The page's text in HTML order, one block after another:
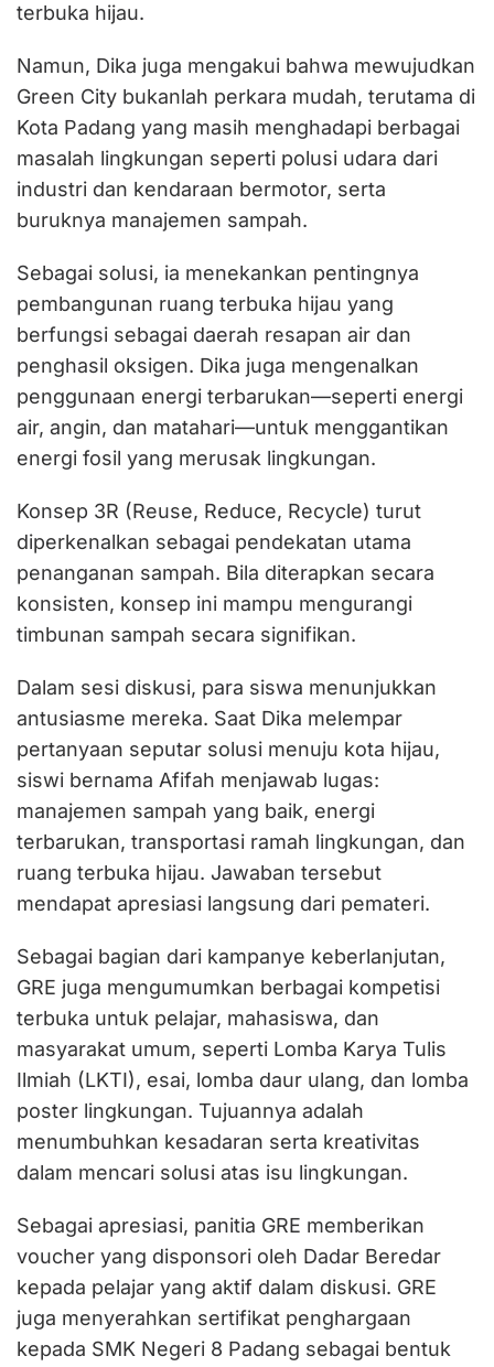
terbuka hijau.
Namun, Dika juga mengakui bahwa mewujudkan
Green City bukanlah perkara mudah, terutama di
Kota Padang yang masih menghadapi berbagai
masalah lingkungan seperti polusi udara dari
industri dan kendaraan bermotor, serta
buruknya manajemen sampah.
Sebagai solusi, ia menekankan pentingnya
pembangunan ruang terbuka hijau yang
berfungsi sebagai daerah resapan air dan
penghasil oksigen. Dika juga mengenalkan
penggunaan energi terbarukan—seperti energi
air, angin, dan matahari—untuk menggantikan
energi fosil yang merusak lingkungan.
Konsep 3R (Reuse, Reduce, Recycle) turut
diperkenalkan sebagai pendekatan utama
penanganan sampah. Bila diterapkan secara
konsisten, konsep ini mampu mengurangi
timbunan sampah secara signifikan.
Dalam sesi diskusi, para siswa menunjukkan
antusiasme mereka. Saat Dika melempar
pertanyaan seputar solusi menuju kota hijau,
siswi bernama Afifah menjawab lugas:
manajemen sampah yang baik, energi
terbarukan, transportasi ramah lingkungan, dan
ruang terbuka hijau. Jawaban tersebut
mendapat apresiasi langsung dari pemateri.
Sebagai bagian dari kampanye keberlanjutan,
GRE juga mengumumkan berbagai kompetisi
terbuka untuk pelajar, mahasiswa, dan
masyarakat umum, seperti Lomba Karya Tulis
Ilmiah (LKTI), esai, lomba daur ulang, dan lomba
poster lingkungan. Tujuannya adalah
menumbuhkan kesadaran serta kreativitas
dalam mencari solusi atas isu lingkungan.
Sebagai apresiasi, panitia GRE memberikan
voucher yang disponsori oleh Dadar Beredar
kepada pelajar yang aktif dalam diskusi. GRE
juga menyerahkan sertifikat penghargaan
kepada SMK Negeri 8 Padang sebagai bentuk